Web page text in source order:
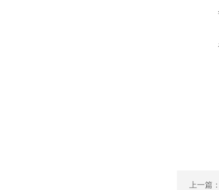
上一篇